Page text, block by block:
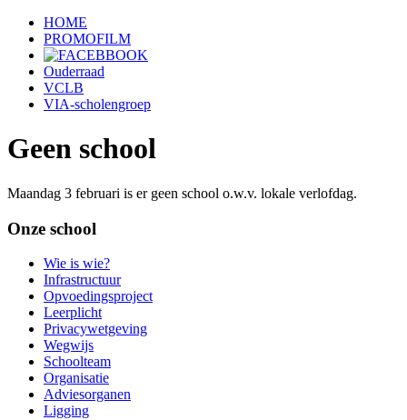
HOME
PROMOFILM
Ouderraad
VCLB
VIA-scholengroep
Geen school
Maandag 3 februari is er geen school o.w.v. lokale verlofdag.
Onze school
Wie is wie?
Infrastructuur
Opvoedingsproject
Leerplicht
Privacywetgeving
Wegwijs
Schoolteam
Organisatie
Adviesorganen
Ligging